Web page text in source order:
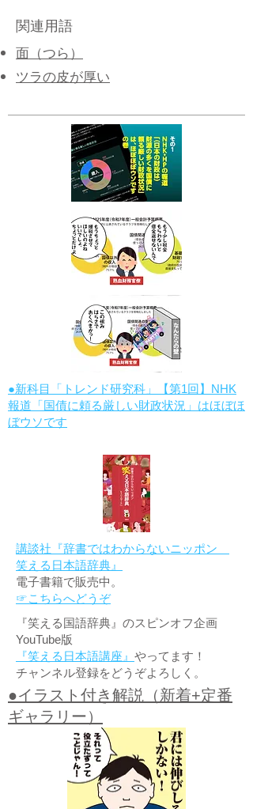
関連用語
面（つら）
​ツラの皮が厚い
●新科目「トレンド研究科」【第1回】NHK
報道「国債に頼る厳しい財政状況」はほぼほ
ぼウソです
講談社『辞書ではわからないニッポン
笑える日本語辞典』
電子書籍で販売中。
☞こちらへどうぞ
『笑える国語辞典』のスピンオフ企画
YouTube版
『笑える日本語講座』 やってます！
チャンネル登録をどうぞよろしく。
●イラスト付き解説（新着+定番
ギャラリー）